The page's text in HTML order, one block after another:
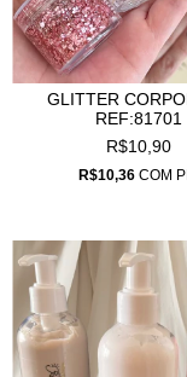
GLITTER
REF:81701
R$10,90
R$10,36 COM